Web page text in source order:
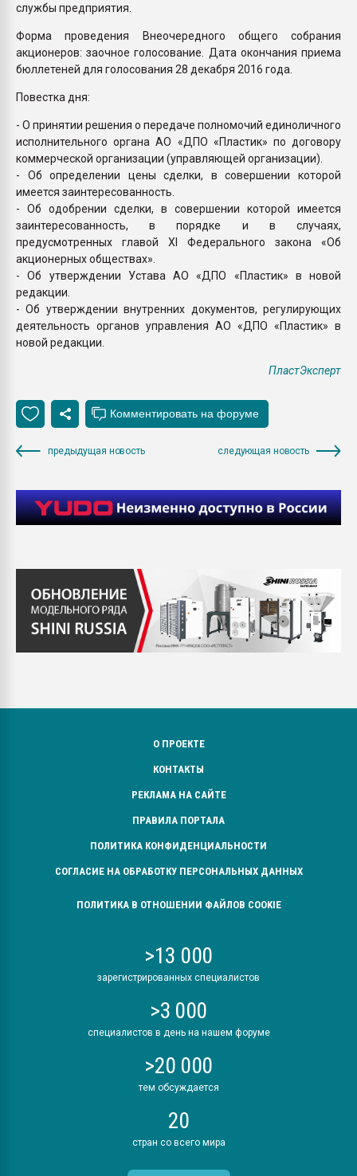
службы предприятия.
Форма проведения Внеочередного общего собрания
акционеров: заочное голосование. Дата окончания приема
бюллетеней для голосования 28 декабря 2016 года.
Повестка дня:
- О принятии решения о передаче полномочий единоличного
исполнительного органа АО «ДПО «Пластик» по договору
коммерческой организации (управляющей организации).
- Об определении цены сделки, в совершении которой
имеется заинтересованность.
- Об одобрении сделки, в совершении которой имеется
заинтересованность, в порядке и в случаях,
предусмотренных главой XI Федерального закона «Об
акционерных обществах».
- Об утверждении Устава АО «ДПО «Пластик» в новой
редакции.
- Об утверждении внутренних документов, регулирующих
деятельность органов управления АО «ДПО «Пластик» в
новой редакции.
ПластЭксперт
предыдущая новость следующая новость
О ПРОЕКТЕ
КОНТАКТЫ
РЕКЛАМА НА САЙТЕ
ПРАВИЛА ПОРТАЛА
ПОЛИТИКА КОНФИДЕНЦИАЛЬНОСТИ
СОГЛАСИЕ НА ОБРАБОТКУ ПЕРСОНАЛЬНЫХ ДАННЫХ
ПОЛИТИКА В ОТНОШЕНИИ ФАЙЛОВ COOKIE
>13 000
зарегистрированных специалистов
>3 000
специалистов в день на нашем форуме
>20 000
тем обсуждается
20
стран со всего мира